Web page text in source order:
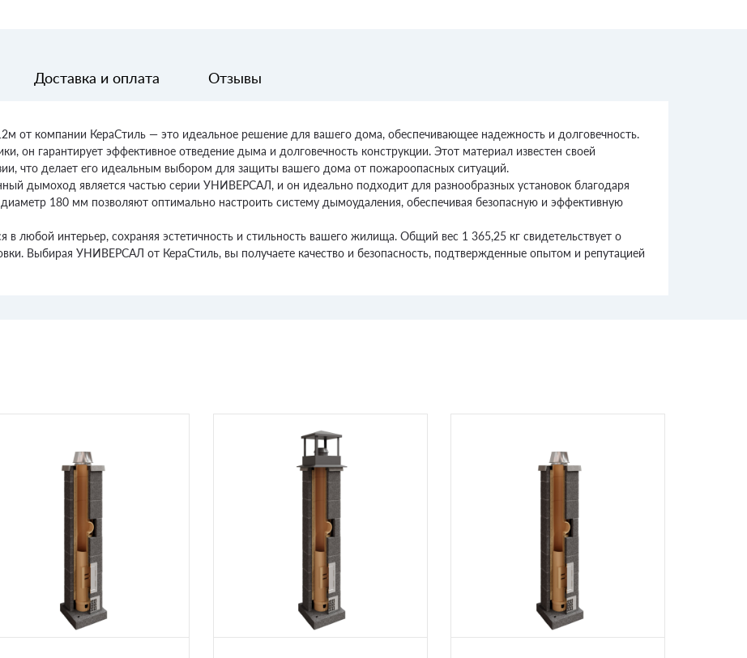
Доставка и оплата Отзывы
компании КераСтиль — это идеальное решение для вашего дома, обеспечивающее надежность и долговечность.
он гарантирует эффективное отведение дыма и долговечность конструкции. Этот материал известен своей
что делает его идеальным выбором для защиты вашего дома от пожароопасных ситуаций.
дымоход является частью серии УНИВЕРСАЛ, и он идеально подходит для разнообразных установок благодаря
180 мм позволяют оптимально настроить систему дымоудаления, обеспечивая безопасную и эффективную
любой интерьер, сохраняя эстетичность и стильность вашего жилища. Общий вес 1 365,25 кг свидетельствует о
Выбирая УНИВЕРСАЛ от КераСтиль, вы получаете качество и безопасность, подтвержденные опытом и репутацией